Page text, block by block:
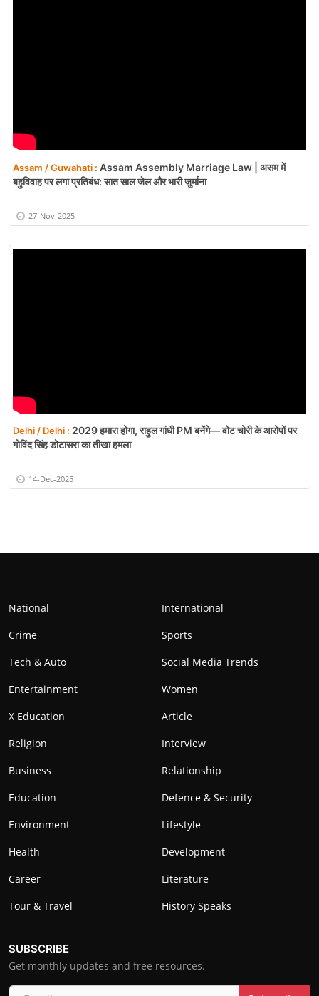
Assam / Guwahati : Assam Assembly Marriage Law | असम में
बहुविवाह पर लगा प्रतिबंध: सात साल जेल और भारी जुर्माना
27-Nov-2025
Delhi / Delhi : 2029 हमारा होगा, राहुल गांधी PM बनेंगे— वोट चोरी के आरोपों पर
गोविंद सिंह डोटासरा का तीखा हमला
14-Dec-2025
National
International
Crime
Sports
Tech & Auto
Social Media Trends
Entertainment
Women
X Education
Article
Religion
Interview
Business
Relationship
Education
Defence & Security
Environment
Lifestyle
Health
Development
Career
Literature
Tour & Travel
History Speaks
SUBSCRIBE
Get monthly updates and free resources.